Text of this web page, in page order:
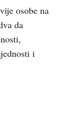
osobe na
da
i